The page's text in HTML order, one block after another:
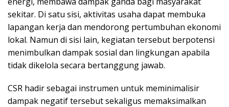
sekitar. Di satu sisi, aktivitas usaha dapat membuka
lapangan kerja dan mendorong pertumbuhan ekonomi
lokal. Namun di sisi lain, kegiatan tersebut berpotensi
menimbulkan dampak sosial dan lingkungan apabila
tidak dikelola secara bertanggung jawab.
CSR hadir sebagai instrumen untuk meminimalisir
dampak negatif tersebut sekaligus memaksimalkan